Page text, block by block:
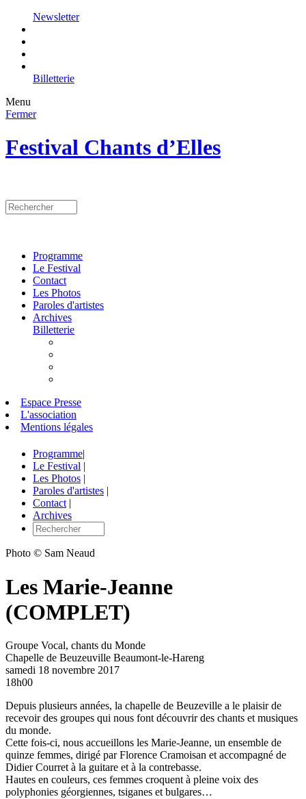
Newsletter
Billetterie
Menu
Fermer
Festival Chants d’Elles
Programme
Le Festival
Contact
Les Photos
Paroles d'artistes
Archives
Billetterie
Espace Presse
L'association
Mentions légales
Programme|
Le Festival |
Les Photos |
Paroles d'artistes |
Contact |
Archives
Photo © Sam Neaud
Les Marie-Jeanne
(COMPLET)
Groupe Vocal, chants du Monde
Chapelle de Beuzeuville Beaumont-le-Hareng
samedi 18 novembre 2017
18h00
Depuis plusieurs années, la chapelle de Beuzeville a le plaisir de
recevoir des groupes qui nous font découvrir des chants et musiques
du monde.
Cette fois-ci, nous accueillons les Marie-Jeanne, un ensemble de
quinze femmes, dirigé par Florence Cramoisan et accompagné de
Didier Courret à la guitare et à la contrebasse.
Hautes en couleurs, ces femmes croquent à pleine voix des
polyphonies géorgiennes, tsiganes et bulgares…